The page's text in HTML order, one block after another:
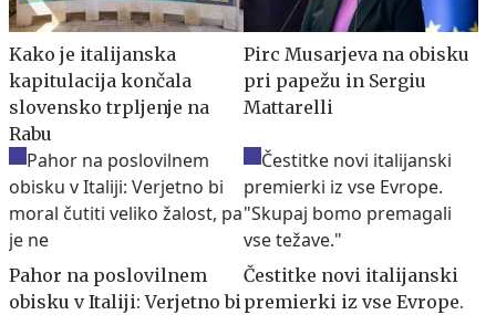
Kako je italijanska
kapitulacija končala
slovensko trpljenje na
Rabu
Pirc Musarjeva na obisku
pri papežu in Sergiu
Mattarelli
Pahor na poslovilnem
obisku v Italiji: Verjetno bi
Čestitke novi italijanski
premierki iz vse Evrope.